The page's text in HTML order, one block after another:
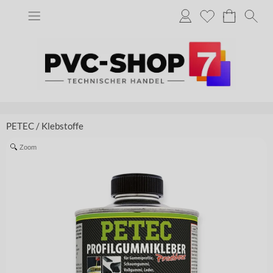
PETEC / Klebstoffe
Zoom